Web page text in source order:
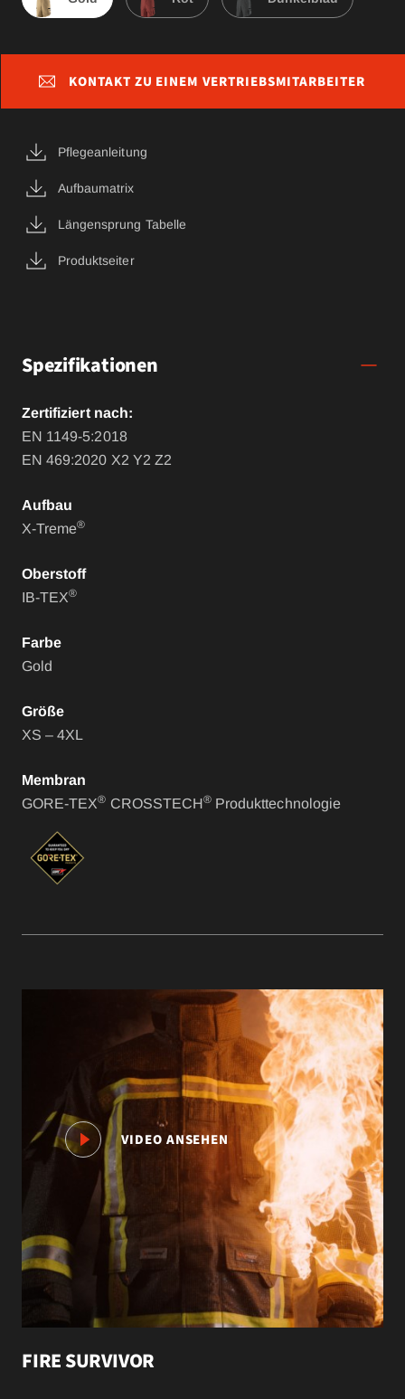
KONTAKT ZU EINEM VERTRIEBSMITARBEITER
Pflegeanleitung
Aufbaumatrix
Längensprung Tabelle
Produktseiter
Spezifikationen
Zertifiziert nach:
EN 1149-5:2018
EN 469:2020 X2 Y2 Z2
Aufbau
X-Treme®
Oberstoff
IB-TEX®
Farbe
Gold
Größe
XS – 4XL
Membran
GORE-TEX® CROSSTECH® Produkttechnologie
FIRE SURVIVOR
VIDEO ANSEHEN